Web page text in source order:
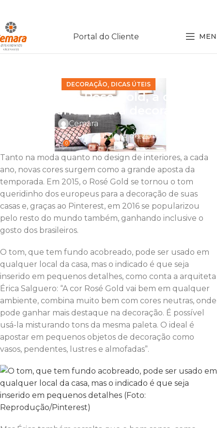
Portal do Cliente
DECORAÇÃO, DICAS ÚTEIS
Conheça o Rosé Gold, a cor do
momento para a decoração
Cemara
On 12 de outubro de 2016
0
Tanto na moda quanto no design de interiores, a cada
ano, novas cores surgem como a grande aposta da
temporada. Em 2015, o Rosé Gold se tornou o tom
queridinho dos europeus para a decoração de suas
casas e, graças ao Pinterest, em 2016 se popularizou
pelo resto do mundo também, ganhando inclusive o
gosto dos brasileiros.
O tom, que tem fundo acobreado, pode ser usado em
qualquer local da casa, mas o indicado é que seja
inserido em pequenos detalhes, como conta a arquiteta
Érica Salguero: “A cor Rosé Gold vai bem em qualquer
ambiente, combina muito bem com cores neutras, onde
pode ganhar mais destaque na decoração. É possível
usá-la misturando tons da mesma paleta. O ideal é
apostar em pequenos objetos de decoração como
vasos, pendentes, lustres e almofadas”.